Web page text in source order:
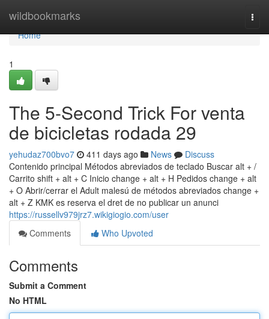
wildbookmarks
Home
Home
1
The 5-Second Trick For venta
de bicicletas rodada 29
yehudaz700bvo7 411 days ago News
Discuss
Contenido principal Métodos abreviados de teclado Buscar alt + /
Carrito shift + alt + C Inicio change + alt + H Pedidos change + alt
+ O Abrir/cerrar el Adult malesú de métodos abreviados change +
alt + Z KMK es reserva el dret de no publicar un anunci
https://russellv979jrz7.wikigiogio.com/user
Comments
Who Upvoted
Comments
Submit a Comment
No HTML